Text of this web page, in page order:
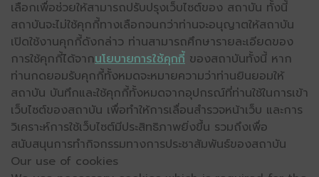
เลือกเพื่อช่วยให้สามารถปรับปรุงเว็บไซต์ของ สถาบัน ทั้งนี้
สถาบันจะไม่ใช้คุกกี้ทางเลือกจนกว่าท่านจะอนุญาตให้สถาบัน
เปิดใช้งานคุกกี้ดังกล่าว ท่านสามารถศึกษารายละเอียดของ
การใช้คุกกี้ได้จากนโยบายการใช้คุกกี้ ของสถาบันทั้งนี้ หาก
ท่านกดยอมรับคุกกี้ทั้งหมดจะหมายความว่าท่านยินยอมให้
สถาบัน บันทึกและใช้คุกกี้ทั้งหมดจากอุปกรณ์ที่ท่านใช้ในการเข้า
เว็บไซต์ของสถาบัน เพื่อทำให้การเลื่อนสำรวจหน้าเว็บ และการ
วิเคราะห์การใช้เว็บไซต์มีประสิทธิภาพยิ่งขึ้น รวมถึงเพื่อ
สนับสนุนการทำกิจกรรมทางการประชาสัมพันธ์ของสถาบัน
Our use of cookies